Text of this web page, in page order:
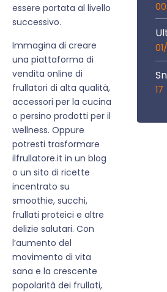
essere portata al livello
successivo.
Immagina di creare
una piattaforma di
vendita online di
frullatori di alta qualità,
accessori per la cucina
o persino prodotti per il
wellness. Oppure
potresti trasformare
ilfrullatore.it in un blog
o un sito di ricette
incentrato su
smoothie, succhi,
frullati proteici e altre
delizie salutari. Con
l’aumento del
movimento di vita
sana e la crescente
popolarità dei frullati,
17